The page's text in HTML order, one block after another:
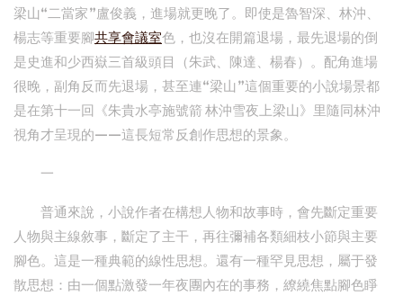
梁山“二當家”盧俊義，進場就更晚了。即使是魯智深、林沖、
楊志等重要腳共享會議室色，也沒在開篇退場，最先退場的倒
是史進和少西嶽三首級頭目（朱武、陳達、楊春）。配角進場
很晚，副角反而先退場，甚至連“梁山”這個重要的小說場景都
是在第十一回《朱貴水亭施號箭 林沖雪夜上梁山》里隨同林沖
視角才呈現的——這長短常反創作思想的景象。
一
普通來說，小說作者在構想人物和故事時，會先斷定重要
人物與主線敘事，斷定了主干，再往彌補各類細枝小節與主要
腳色。這是一種典範的線性思想。還有一種罕見思想，屬于發
散思想：由一個點激發一年夜團內在的事務，繚繞焦點腳色睜